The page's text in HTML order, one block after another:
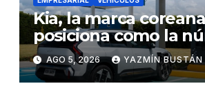
Kia, la marca
posiciona como la
uno en ventas de
eléctricos en
AGO 5, 2026 YAZMÍN BUSTÁN